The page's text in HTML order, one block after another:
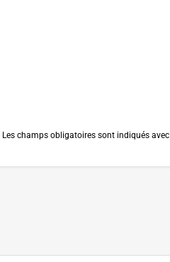
Les champs obligatoires sont indiqués avec